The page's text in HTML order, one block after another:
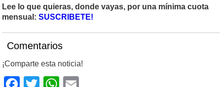
Lee lo que quieras, donde vayas, por una mínima cuota
mensual: SUSCRIBETE!
Comentarios
¡Comparte esta noticia!